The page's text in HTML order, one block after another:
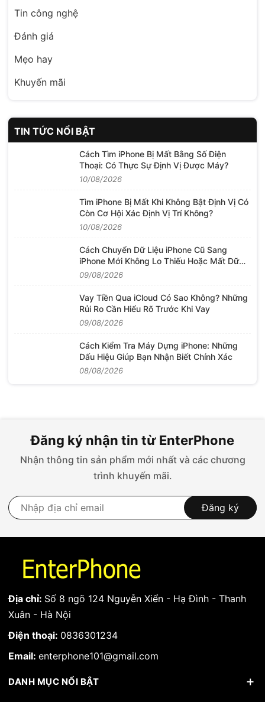
Tin công nghệ
Đánh giá
Mẹo hay
Khuyến mãi
TIN TỨC NỔI BẬT
Cách Tìm iPhone Bị Mất Bằng Số Điện
Thoại: Có Thực Sự Định Vị Được Máy?
10/08/2026
Tìm iPhone Bị Mất Khi Không Bật Định Vị Có
Còn Cơ Hội Xác Định Vị Trí Không?
10/08/2026
Cách Chuyển Dữ Liệu iPhone Cũ Sang
iPhone Mới Không Lo Thiếu Hoặc Mất Dữ
Liệu
09/08/2026
Vay Tiền Qua iCloud Có Sao Không? Những
Rủi Ro Cần Hiểu Rõ Trước Khi Vay
09/08/2026
Cách Kiểm Tra Máy Dựng iPhone: Những
Dấu Hiệu Giúp Bạn Nhận Biết Chính Xác
08/08/2026
Đăng ký nhận tin từ EnterPhone
Nhận thông tin sản phẩm mới nhất và các chương
trình khuyến mãi.
Đăng ký
Địa chỉ: Số 8 ngõ 124 Nguyễn Xiển - Hạ Đình - Thanh
Xuân - Hà Nội
Điện thoại: 0836301234
Email: enterphone101@gmail.com
DANH MỤC NỔI BẬT